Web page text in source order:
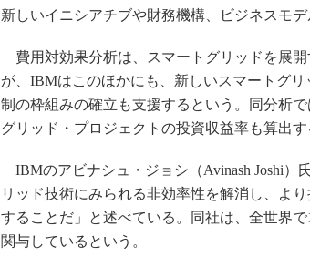
新しいイニシアチブや財務機構、ビジネスモデ
費用対効果分析は、スマートグリッドを展
が、IBMはこのほかにも、新しいスマートグ
制の枠組みの確立も支援するという。同分析
グリッド・プロジェクトの投資収益率も算出す
IBMのアビナシュ・ジョシ（Avinash Joshi）
リッド技術にみられる非効率性を解消し、よ
することだ」と述べている。同社は、全世界
関与しているという。